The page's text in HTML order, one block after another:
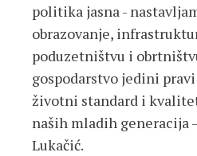
politika jasna -
obrazovanje,
poduzetništvu i
gospodarstvo jedini
životni standard i
naših mladih generacija
Lukačić.